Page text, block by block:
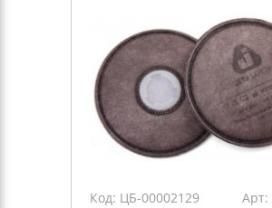
Код: ЦБ-00002129 Арт: